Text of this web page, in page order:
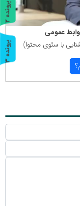
عمومی
با سئوی محتوا)
پ
ر
و
ن
د
ه
2
پ
ر
و
ن
د
ه
3